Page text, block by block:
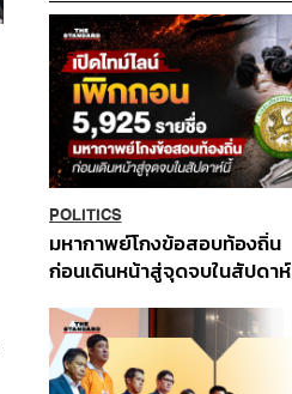
POLITICS
มหากาพย์โกงข้อสอบท้องถิ่น
ก่อนเดินหน้าสู่จุดจบในสัปดาห์